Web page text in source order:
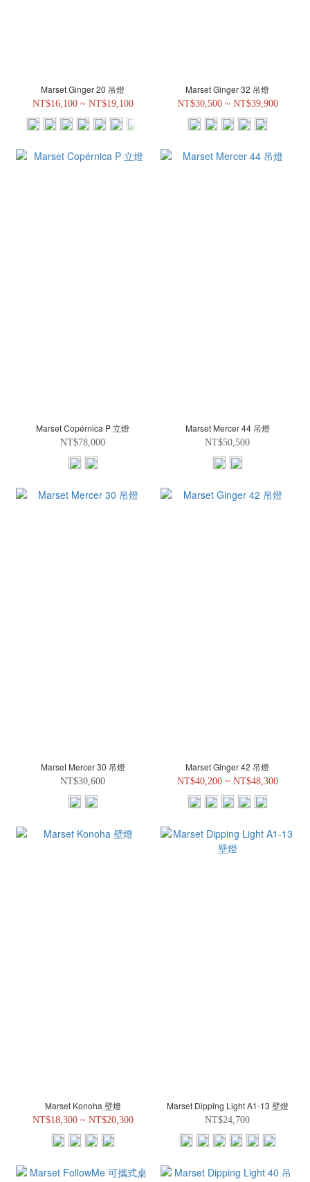
Marset Ginger 20 吊燈
NT$16,100 ~ NT$19,100
Marset Ginger 32 吊燈
NT$30,500 ~ NT$39,900
Marset Copérnica P 立燈
NT$78,000
Marset Mercer 44 吊燈
NT$50,500
Marset Mercer 30 吊燈
NT$30,600
Marset Ginger 42 吊燈
NT$40,200 ~ NT$48,300
Marset Konoha 壁燈
NT$18,300 ~ NT$20,300
Marset Dipping Light A1-13 壁燈
NT$24,700